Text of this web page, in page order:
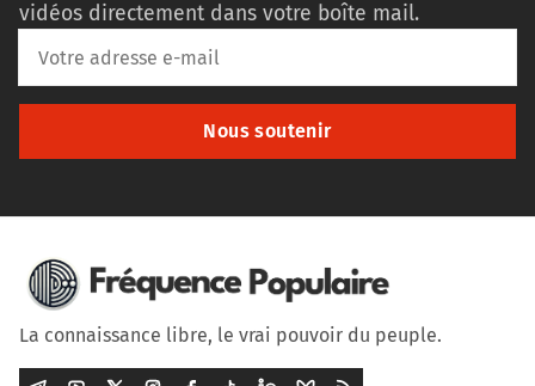
vidéos directement dans votre boîte mail.
Nous soutenir
La connaissance libre, le vrai pouvoir du peuple.